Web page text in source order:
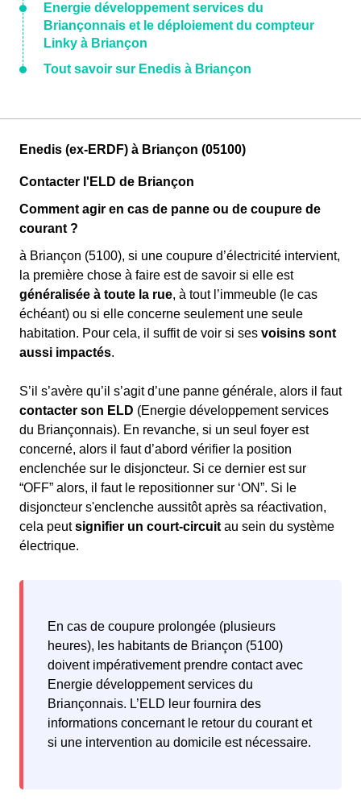
Energie développement services du
Briançonnais et le déploiement du compteur
Linky à Briançon
Tout savoir sur Enedis à Briançon
Enedis (ex-ERDF) à Briançon (05100)
Contacter l'ELD de Briançon
Comment agir en cas de panne ou de coupure de
courant ?
à Briançon (5100), si une coupure d’électricité intervient,
la première chose à faire est de savoir si elle est
généralisée à toute la rue, à tout l’immeuble (le cas
échéant) ou si elle concerne seulement une seule
habitation. Pour cela, il suffit de voir si ses voisins sont
aussi impactés.
S’il s’avère qu’il s’agit d’une panne générale, alors il faut
contacter son ELD (Energie développement services
du Briançonnais). En revanche, si un seul foyer est
concerné, alors il faut d’abord vérifier la position
enclenchée sur le disjoncteur. Si ce dernier est sur
“OFF” alors, il faut le repositionner sur ‘ON”. Si le
disjoncteur s'enclenche aussitôt après sa réactivation,
cela peutsignifier un court-circuit au sein du système
électrique.
En cas de coupure prolongée (plusieurs
heures), les habitants de Briançon (5100)
doivent impérativement prendre contact avec
Energie développement services du
Briançonnais. L’ELD leur fournira des
informations concernant le retour du courant et
si une intervention au domicile est nécessaire.